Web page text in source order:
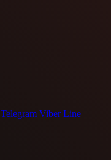
Telegram Viber Line